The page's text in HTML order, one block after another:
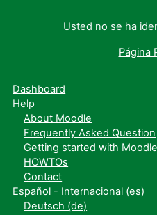
Usted no se ha
Página
Dashboard
Help
About Moodle
Frequently Asked Question
Getting started with Moodle
HOWTOs
Contact
Español - Internacional ‎(es)‎
Deutsch ‎(de)‎